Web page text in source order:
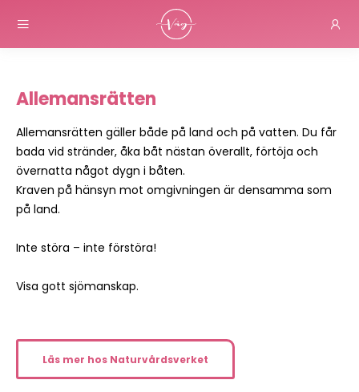
Allemansrätten
Allemansrätten gäller både på land och på vatten. Du får
bada vid stränder, åka båt nästan överallt, förtöja och
övernatta något dygn i båten.
Kraven på hänsyn mot omgivningen är densamma som
på land.
Inte störa – inte förstöra!
Visa gott sjömanskap.
Läs mer hos Naturvårdsverket